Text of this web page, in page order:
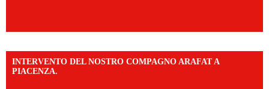
INTERVENTO DEL NOSTRO COMPAGNO ARAFAT A
PIACENZA.